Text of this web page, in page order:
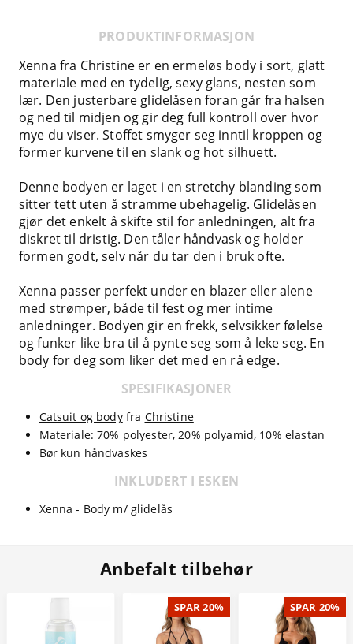
PRODUKTINFORMASJON
Xenna fra Christine er en ermeløs body i sort, glatt
materiale med en tydelig, sexy glans, nesten som
lær. Den justerbare glidelåsen foran går fra halsen
og ned til midjen og gir deg full kontroll over hvor
mye du viser. Stoffet smyger seg inntil kroppen og
former kurvene til en slank og hot silhuett.
Denne bodyen er laget i en stretchy blanding som
sitter tett uten å stramme ubehagelig. Glidelåsen
gjør det enkelt å skifte stil for anledningen, alt fra
diskret til dristig. Den tåler håndvask og holder
formen godt, selv når du tar den i bruk ofte.
Xenna passer perfekt under en blazer eller alene
med strømper, både til fest og mer intime
anledninger. Bodyen gir en frekk, selvsikker følelse
og funker like bra til å pynte seg som å leke seg. En
body for deg som liker det med en rå edge.
SPESIFIKASJONER
Catsuit og bodyfra Christine
Materiale: 70% polyester, 20% polyamid, 10% elastan
Bør kun håndvaskes
INKLUDERT I ESKEN
Xenna - Body m/ glidelås
Anbefalt tilbehør
SPAR 20% SPAR 20%